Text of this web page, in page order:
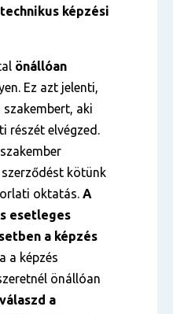
képzési
önállóan
Ez azt jelenti,
szakembert, aki
részét elvégzed.
kötünk
oktatás. A
esetleges
a képzés
a képzés
önállóan
válaszd a